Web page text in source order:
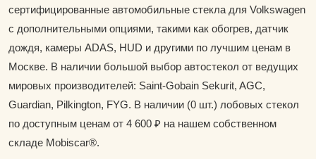
сертифицированные автомобильные стекла для Volkswagen
с дополнительными опциями, такими как обогрев, датчик
дождя, камеры ADAS, HUD и другими по лучшим ценам в
Москве. В наличии большой выбор автостекол от ведущих
мировых производителей: Saint-Gobain Sekurit, AGC,
Guardian, Pilkington, FYG. В наличии (0 шт.) лобовых стекол
по доступным ценам от 4 600 ₽ на нашем собственном
складе Mobiscar®.